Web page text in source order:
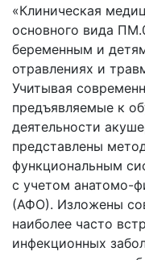
«Клиническая
основного вида
беременным и
отравлениях и
Учитывая
предъявляемые к
деятельности
представлены
функциональным
с учетом анатомо-
(АФО). Изложены
наиболее часто
инфекционных